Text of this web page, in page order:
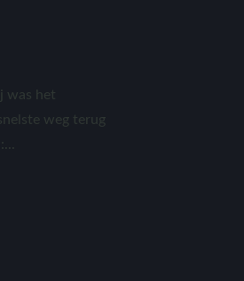
was het
weg terug